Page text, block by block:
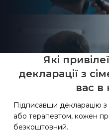
Які
декларації з
вас в
Підписавши декларацію
або терапевтом, кожен
безкоштовний.